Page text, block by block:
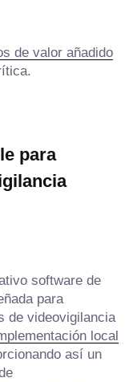
de valor añadido
para
software de
para
de videovigilancia
local
así un